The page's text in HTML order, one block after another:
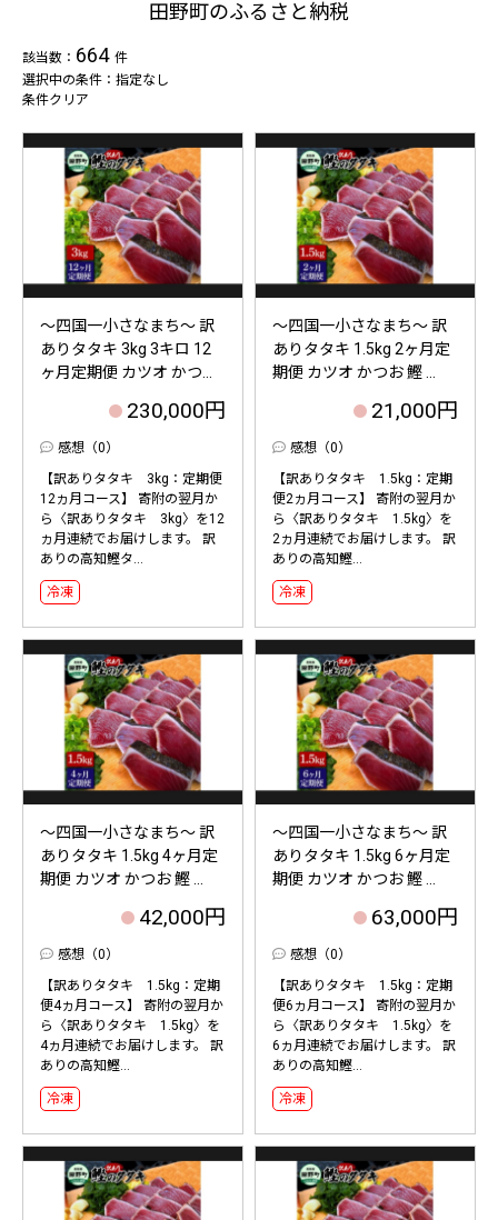
田野町のふるさと納税
該当数： 664 件
選択中の条件：指定なし
条件クリア
～四国一小さなまち～ 訳
ありタタキ 3kg 3キロ 12
ヶ月定期便 カツオ かつ...
230,000円
感想（0）
【訳ありタタキ 3kg：定期便
12ヵ月コース】 寄附の翌月か
ら〈訳ありタタキ 3kg〉を12
ヵ月連続でお届けします。 訳
ありの高知鰹タ...
冷凍
～四国一小さなまち～ 訳
ありタタキ 1.5kg 2ヶ月定
期便 カツオ かつお 鰹 ...
21,000円
感想（0）
【訳ありタタキ 1.5kg：定期
便2ヵ月コース】 寄附の翌月か
ら〈訳ありタタキ 1.5kg〉を
2ヵ月連続でお届けします。 訳
ありの高知鰹...
冷凍
～四国一小さなまち～ 訳
ありタタキ 1.5kg 4ヶ月定
期便 カツオ かつお 鰹 ...
42,000円
感想（0）
【訳ありタタキ 1.5kg：定期
便4ヵ月コース】 寄附の翌月か
ら〈訳ありタタキ 1.5kg〉を
4ヵ月連続でお届けします。 訳
ありの高知鰹...
冷凍
～四国一小さなまち～ 訳
ありタタキ 1.5kg 6ヶ月定
期便 カツオ かつお 鰹 ...
63,000円
感想（0）
【訳ありタタキ 1.5kg：定期
便6ヵ月コース】 寄附の翌月か
ら〈訳ありタタキ 1.5kg〉を
6ヵ月連続でお届けします。 訳
ありの高知鰹...
冷凍